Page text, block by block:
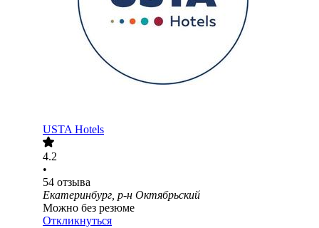
USTA Hotels
4.2
•
54 отзыва
Екатеринбург, р-н Октябрьский
Можно без резюме
Откликнуться